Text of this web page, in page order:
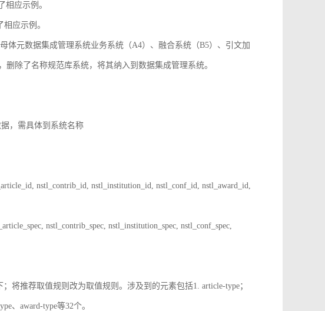
相应示例。
应示例。
体元数据集成管理系统业务系统（A4）、融合系统（B5）、引文加
除了名称规范库系统，将其纳入到数据集成管理系统。
，需具体到系统名称
nstl_contrib_id, nstl_institution_id, nstl_conf_id, nstl_award_id,
nstl_contrib_spec, nstl_institution_spec, nstl_conf_spec,
将推荐取值规则改为取值规则。涉及到的元素包括1. article-type；
、award-type等32个。